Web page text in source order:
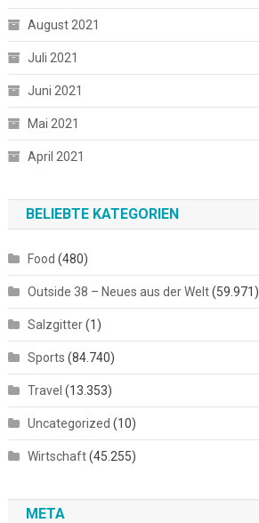
August 2021
Juli 2021
Juni 2021
Mai 2021
April 2021
BELIEBTE KATEGORIEN
Food (480)
Outside 38 – Neues aus der Welt(59.971)
Salzgitter(1)
Sports (84.740)
Travel (13.353)
Uncategorized (10)
Wirtschaft(45.255)
META